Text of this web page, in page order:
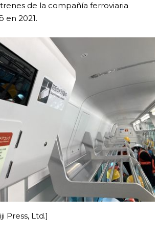
de la compañía ferroviaria
en 2021.
Press, Ltd.]